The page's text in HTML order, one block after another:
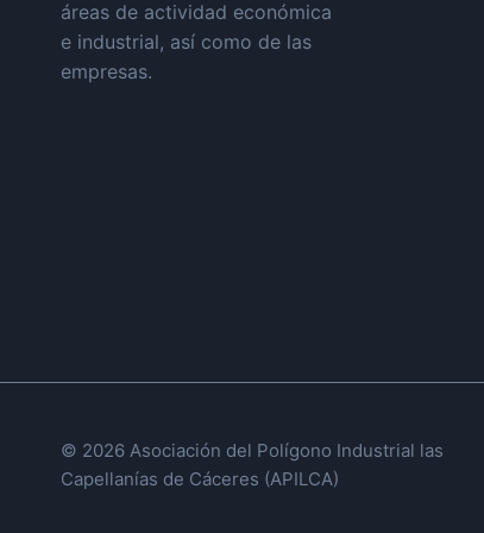
áreas de actividad económica
e industrial, así como de las
empresas.
© 2026 Asociación del Polígono Industrial las
Capellanías de Cáceres (APILCA)